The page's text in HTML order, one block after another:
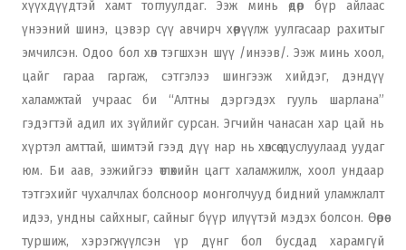
хүүхдүүдтэй хамт тоглуулдаг. Ээж минь өдөр бүр айлаас
үнээний шинэ, цэвэр сүү авчирч хөөрүүлж уулгасаар рахитыг
эмчилсэн. Одоо бол хөл тэгшхэн шүү /инээв/. Ээж минь хоол,
цайг гараа гаргаж, сэтгэлээ шингээж хийдэг, дэндүү
халамжтай учраас би “Алтны дэргэдэх гууль шарлана”
гэдэгтэй адил их зүйлийг сурсан. Эгчийн чанасан хар цай нь
хүртэл амттай, шимтэй гээд дүү нар нь хөлсөө дуслуулаад уудаг
юм. Би аав, ээжийгээ өтлөхийн цагт халамжилж, хоол ундаар
тэтгэхийг чухалчлах болсноор монголчууд бидний уламжлалт
идээ, ундны сайхныг, сайныг бүүр илүүтэй мэдэх болсон. Өөрөө
туршиж, хэрэгжүүлсэн үр дүнг бол бусдад харамгүй